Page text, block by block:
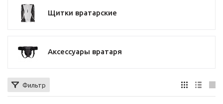
Щитки вратарские
Аксессуары вратаря
Фильтр